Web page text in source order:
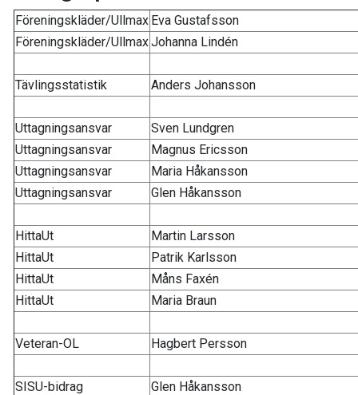
Föreningskläder/Ullmax Eva Gustafsson
Föreningskläder/UllmaxJohanna Lindén
Tävlingsstatistik Anders Johansson
Uttagningsansvar
Sven Lundgren
Uttagningsansvar
Magnus Ericsson
Uttagningsansvar
Maria Håkansson
Uttagningsansvar
Glen Håkansson
HittaUt
Martin Larsson
HittaUt
Patrik Karlsson
HittaUt
Måns Faxén
HittaUt
Maria Braun
Veteran-OL Hagbert Persson
SISU-bidrag Glen Håkansson